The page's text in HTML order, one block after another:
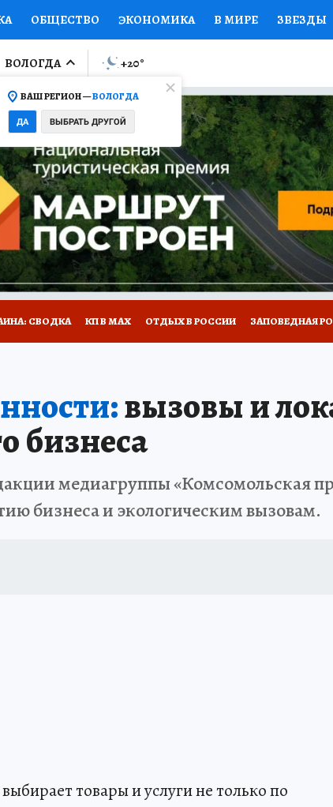
ОБЩЕСТВО ЭКОНОМИКА В МИРЕ ЗВЕЗДЫ
ПРОИСШЕСТВИЯ НАЦИОНАЛЬНЫЕ
ОТКРЫВАЕМ МИР Я ЗНАЮ СЕМЬЯ ЖЕНСКИЕ
СЕРИАЛЫ СПЕЦПРОЕКТЫ ДЕФИЦИТ
КОЛЛЕКЦИИ КОНКУРСЫ РАБОТА У НАС
ВОЛОГДА
ВАШ РЕГИОН —ВОЛОГДА
ДА ВЫБРАТЬ ДРУГОЙ
+20°
СВОДКА КП В МАХ ОТДЫХ В РОССИИ ЗАПОВЕДНАЯ
вызовы и
бизнеса
медиагруппы «Комсомольская
бизнеса и экологическим вызовам.
товары и услуги не только по